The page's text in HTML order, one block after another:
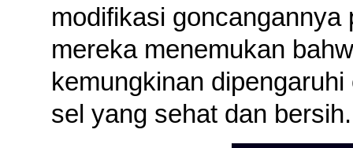
modifikasi
mereka menemukan
kemungkinan
sel yang sehat dan bersih.